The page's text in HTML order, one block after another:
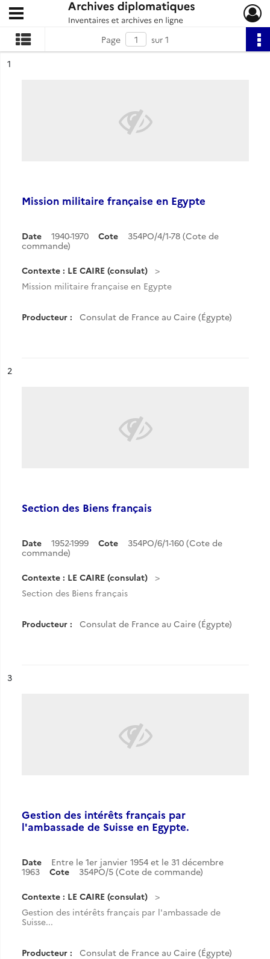
Archives diplomatiques
Ouvrir le menu déroulant
Page
sur 1
n°
1
Mission militaire française en Egypte
Date 1940-1970 Cote
354PO/4/1-78 (Cote de
commande)
Contexte : LE CAIRE (consulat)
Mission militaire française en Egypte
Producteur : Consulat de France au Caire (Égypte)
n°
2
Section des Biens français
Date 1952-1999 Cote
354PO/6/1-160 (Cote de
commande)
Contexte : LE CAIRE (consulat)
Section des Biens français
Producteur : Consulat de France au Caire (Égypte)
n°
3
Gestion des intérêts français par
l'ambassade de Suisse en Egypte.
Date
Entre le 1er janvier 1954 et le 31 décembre
1963
Cote 354PO/5 (Cote de commande)
Contexte : LE CAIRE (consulat)
Gestion des intérêts français par l'ambassade de
Suisse...
Producteur : Consulat de France au Caire (Égypte)